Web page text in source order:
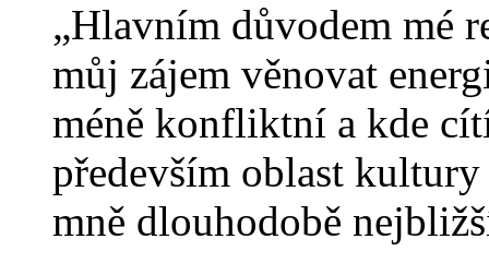
„Hlavním důvodem mé
můj zájem věnovat
méně konfliktní a kde
především oblast
mně dlouhodobě